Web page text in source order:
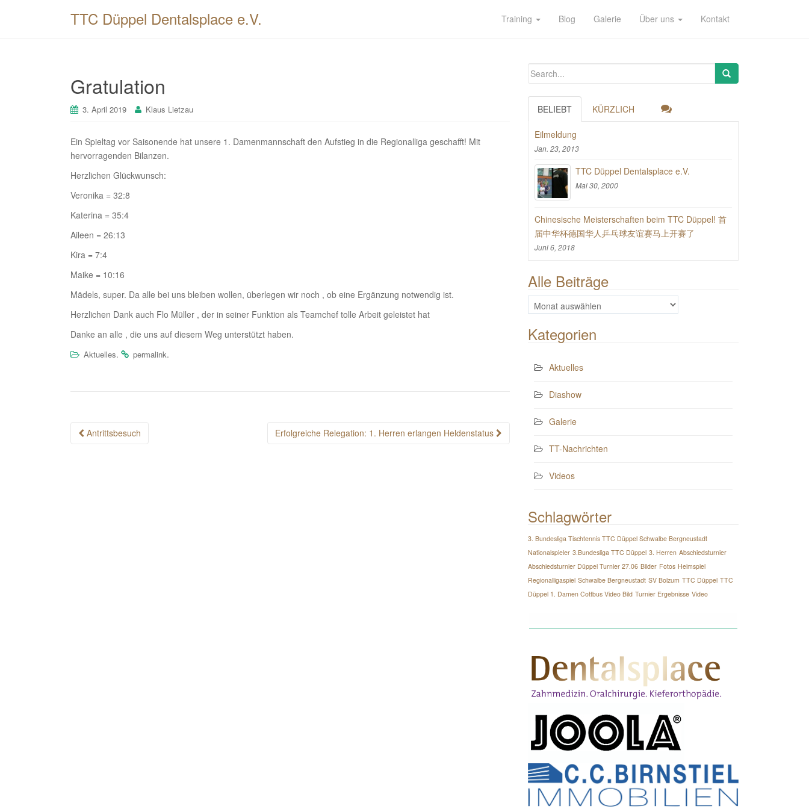
TTC Düppel Dentalsplace e.V. Training Blog Galerie Über uns Kontakt
Gratulation
3. April 2019 Klaus Lietzau
Ein Spieltag vor Saisonende hat unsere 1. Damenmannschaft den Aufstieg in die Regionalliga geschafft! Mit
hervorragenden Bilanzen.
Herzlichen Glückwunsch:
Veronika = 32:8
Katerina = 35:4
Aileen = 26:13
Kira = 7:4
Maike = 10:16
Mädels, super. Da alle bei uns bleiben wollen, überlegen wir noch , ob eine Ergänzung notwendig ist.
Herzlichen Dank auch Flo Müller , der in seiner Funktion als Teamchef tolle Arbeit geleistet hat
Danke an alle , die uns auf diesem Weg unterstützt haben.
Aktuelles. permalink.
Post
Antrittsbesuch Erfolgreiche Relegation: 1. Herren erlangen Heldenstatus
BELIEBT KÜRZLICH
Eilmeldung
Jan. 23, 2013
TTC Düppel Dentalsplace e.V.
Mai 30, 2000
Chinesische Meisterschaften beim TTC Düppel! 首
届中华杯德国华人乒乓球友谊赛马上开赛了
Juni 6, 2018
Alle Beiträge
Alle
Beiträge
Kategorien
Aktuelles
Diashow
Galerie
TT-Nachrichten
Videos
Schlagwörter
3. Bundesliga Tischtennis TTC Düppel Schwalbe Bergneustadt
Nationalspieler 3.Bundesliga TTC Düppel 3. Herren Abschiedsturnier
Abschiedsturnier Düppel Turnier 27.06 Bilder Fotos Heimspiel
Regionalligaspiel Schwalbe Bergneustadt SV Bolzum TTC Düppel TTC
Düppel 1. Damen Cottbus Video Bild Turnier Ergebnisse Video